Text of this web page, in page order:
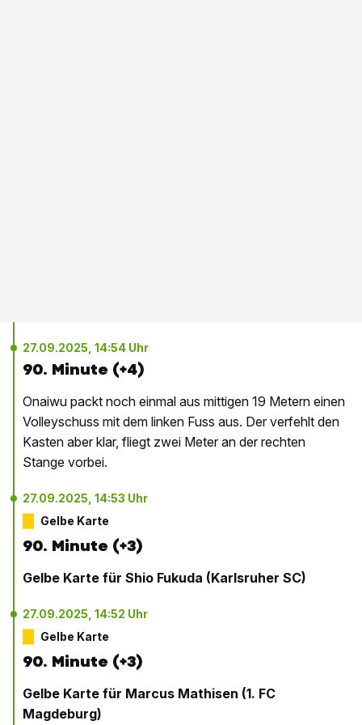
27.09.2025, 14:54 Uhr
90. Minute (+4)
Onaiwu packt noch einmal aus mittigen 19 Metern einen
Volleyschuss mit dem linken Fuss aus. Der verfehlt den
Kasten aber klar, fliegt zwei Meter an der rechten
Stange vorbei.
27.09.2025, 14:53 Uhr
Gelbe Karte
90. Minute (+3)
Gelbe Karte für Shio Fukuda (Karlsruher SC)
27.09.2025, 14:52 Uhr
Gelbe Karte
90. Minute (+3)
Gelbe Karte für Marcus Mathisen (1. FC
Magdeburg)